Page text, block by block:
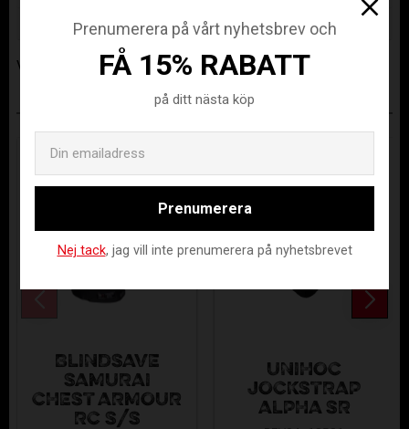
Tillverkare
Visa alla produkter från Fat Pipe
BLINDSAVE
SAMURAI
CHEST ARMOUR
RC S/S
UNIHOC
JOCKSTRAP
ALPHA SR
Prenumerera på vårt nyhetsbrev och
FÅ 15% RABATT
på ditt nästa köp
Prenumerera
Nej tack, jag vill inte prenumerera på nyhetsbrevet